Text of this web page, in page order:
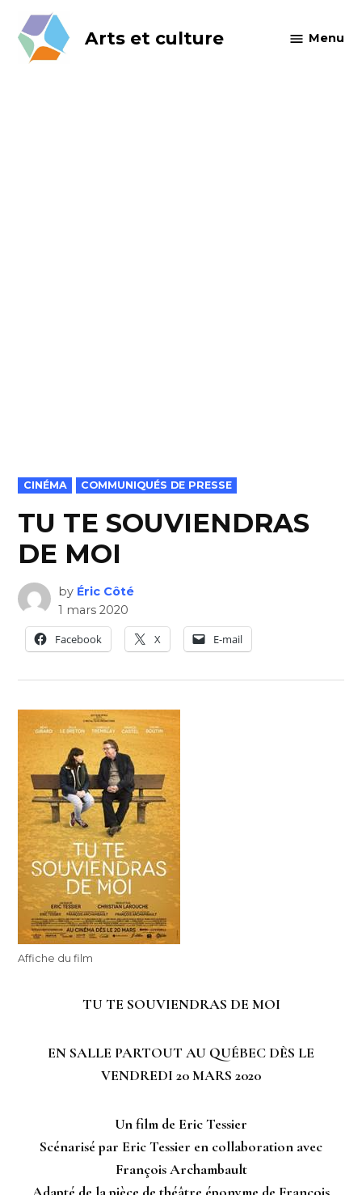
content
Arts et culture Menu
POSTED
IN
CINÉMA COMMUNIQUÉS DE PRESSE
TU TE SOUVIENDRAS
DE MOI
by Éric Côté
1 mars 2020
Facebook
X E-mail
Affiche du film
TU TE SOUVIENDRAS DE MOI
EN SALLE PARTOUT AU QUÉBEC DÈS LE
VENDREDI 20 MARS 2020
Un film de Eric Tessier
Scénarisé par Eric Tessier en collaboration avec
François Archambault